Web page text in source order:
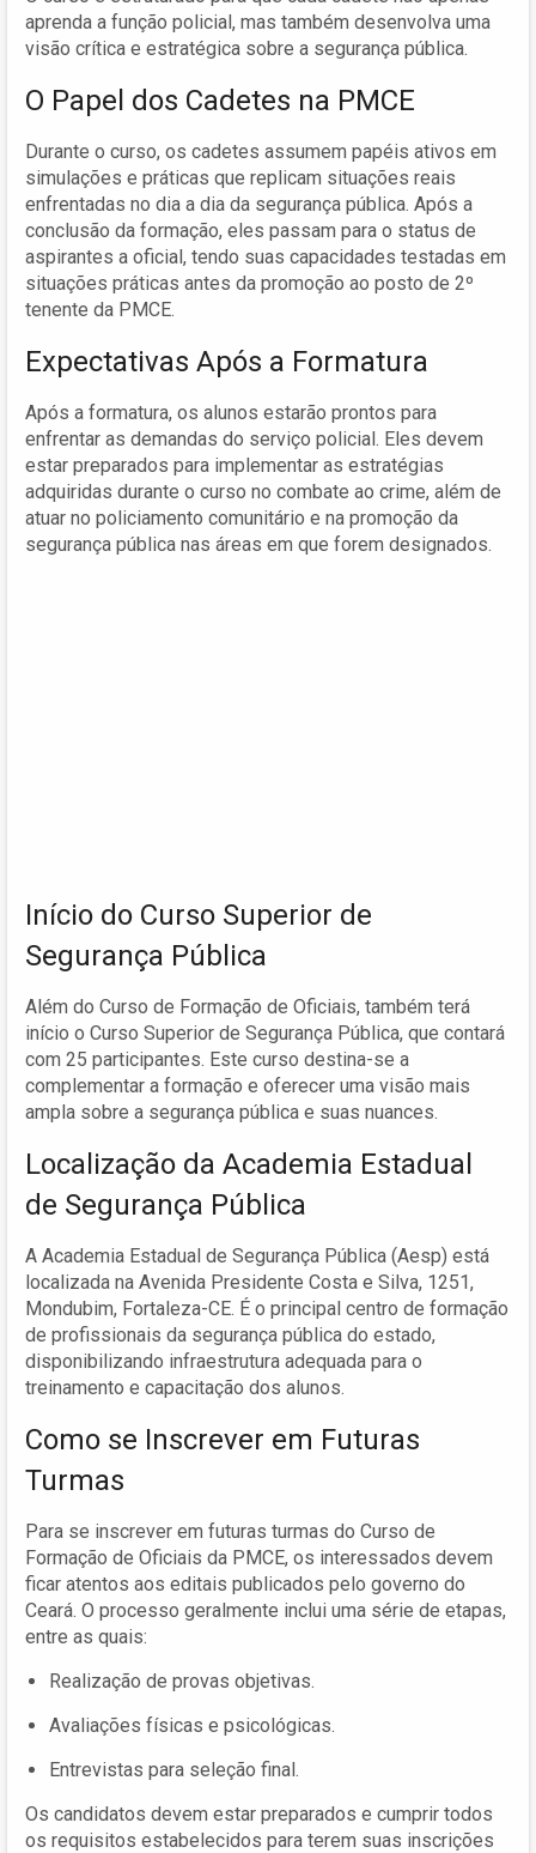
aprenda a função policial, mas também desenvolva uma
visão crítica e estratégica sobre a segurança pública.
O Papel dos Cadetes na PMCE
Durante o curso, os cadetes assumem papéis ativos em
simulações e práticas que replicam situações reais
enfrentadas no dia a dia da segurança pública. Após a
conclusão da formação, eles passam para o status de
aspirantes a oficial, tendo suas capacidades testadas em
situações práticas antes da promoção ao posto de 2º
tenente da PMCE.
Expectativas Após a Formatura
Após a formatura, os alunos estarão prontos para
enfrentar as demandas do serviço policial. Eles devem
estar preparados para implementar as estratégias
adquiridas durante o curso no combate ao crime, além de
atuar no policiamento comunitário e na promoção da
segurança pública nas áreas em que forem designados.
Início do Curso Superior de
Segurança Pública
Além do Curso de Formação de Oficiais, também terá
início o Curso Superior de Segurança Pública, que contará
com 25 participantes. Este curso destina-se a
complementar a formação e oferecer uma visão mais
ampla sobre a segurança pública e suas nuances.
Localização da Academia Estadual
de Segurança Pública
A Academia Estadual de Segurança Pública (Aesp) está
localizada na Avenida Presidente Costa e Silva, 1251,
Mondubim, Fortaleza-CE. É o principal centro de formação
de profissionais da segurança pública do estado,
disponibilizando infraestrutura adequada para o
treinamento e capacitação dos alunos.
Como se Inscrever em Futuras
Turmas
Para se inscrever em futuras turmas do Curso de
Formação de Oficiais da PMCE, os interessados devem
ficar atentos aos editais publicados pelo governo do
Ceará. O processo geralmente inclui uma série de etapas,
entre as quais:
Realização de provas objetivas.
Avaliações físicas e psicológicas.
Entrevistas para seleção final.
Os candidatos devem estar preparados e cumprir todos
os requisitos estabelecidos para terem suas inscrições